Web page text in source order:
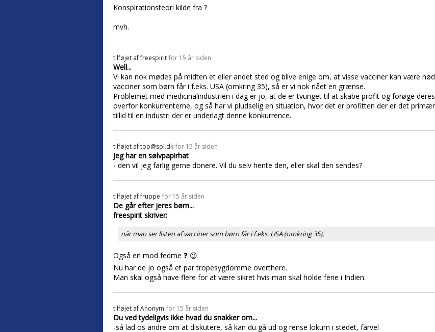
Konspirationsteori kilde fra ?
mvh.
tilføjet affreespirit for 15 år siden
Well...
Vi kan nok mødes på midten et eller andet sted og blive enige om, at visse vacciner kan være
vacciner som børn får i f.eks. USA (omkring 35), så er vi nok nået en grænse.
Problemet med medicinalindustrien i dag er jo, at de er tvunget til at skabe profit og forøge
overfor konkurrenterne, og så har vi pludselig en situation, hvor det er profitten der er det
tillid til en industri der er underlagt denne konkurrence.
tilføjet aftop@sol.dk for 15 år siden
Jeg har en sølvpapirhat
- den vil jeg farlig gerne donere. Vil du selv hente den, eller skal den sendes?
tilføjet affruppe for 15 år siden
De går efter jeres børn...
freespirit skriver:
når man ser listen af vacciner som børn får i f.eks. USA (omkring 35),
Også en mod fedme ❓ 😉
Nu har de jo også et par tropesygdomme overthere.
Man skal også have flere for at være sikret hvis man skal holde ferie i Indien.
tilføjet afAnonym for 15 år siden
Du ved tydeligvis ikke hvad du snakker om...
-så lad os andre om at diskutere, så kan du gå ud og rense lokum i stedet, farvel